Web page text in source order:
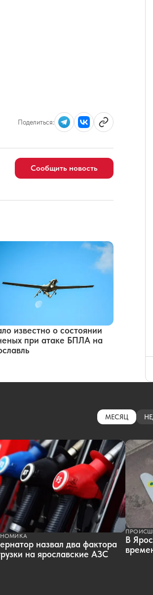
Поделиться:
Сообщить новость
известно о состоянии
при атаке БПЛА на
МЕСЯЦ
назвал два фактора
на ярославские АЗС
В